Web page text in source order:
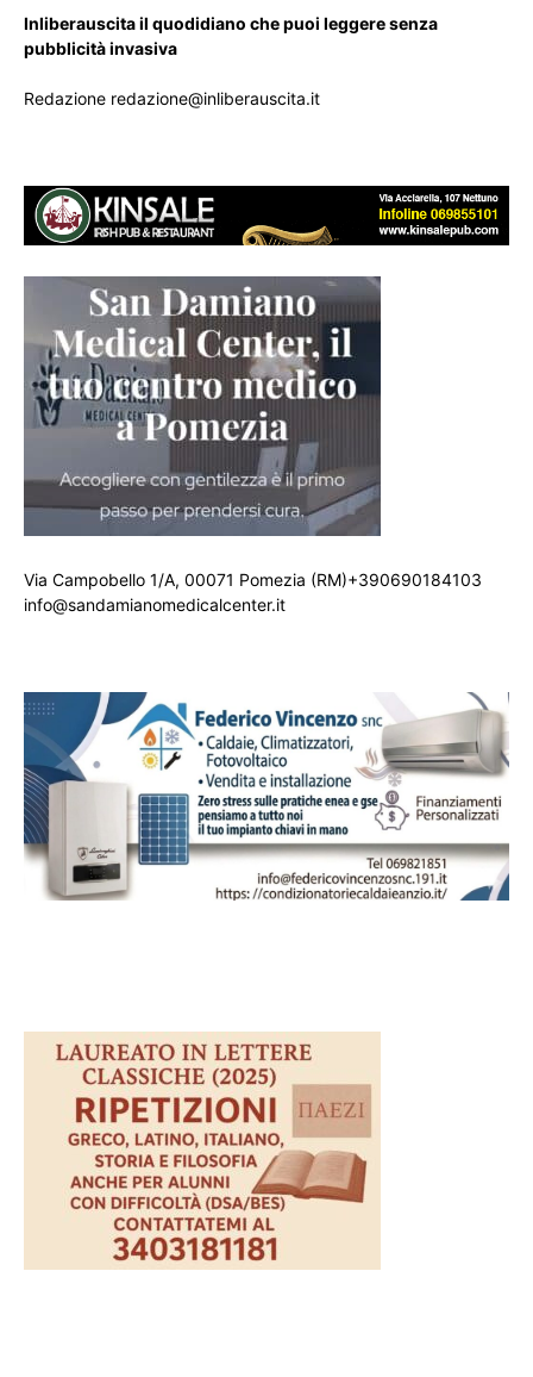
Inliberauscita il quodidiano che puoi leggere senza
pubblicità invasiva
Redazione redazione@inliberauscita.it
Via Campobello 1/A, 00071 Pomezia (RM)+390690184103
info@sandamianomedicalcenter.it